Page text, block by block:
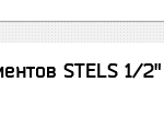
STELS 1/2"